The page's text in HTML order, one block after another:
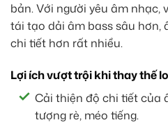
bản. Với người yêu âm nhạc,
tái tạo dải âm bass sâu hơn,
chi tiết hơn rất nhiều.
Lợi ích vượt trội khi thay thế
Cải thiện độ chi tiết của
tượng rè, méo tiếng.